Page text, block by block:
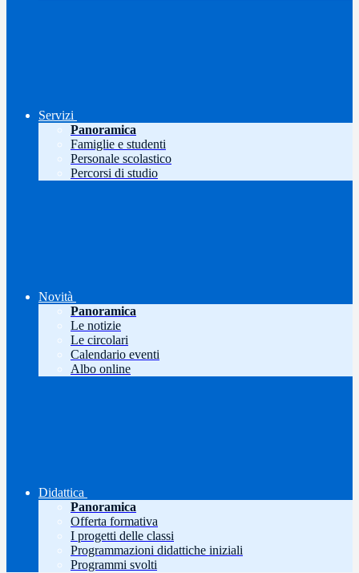
Servizi
Panoramica
Famiglie e studenti
Personale scolastico
Percorsi di studio
Novità
Panoramica
Le notizie
Le circolari
Calendario eventi
Albo online
Didattica
Panoramica
Offerta formativa
I progetti delle classi
Programmazioni didattiche iniziali
Programmi svolti